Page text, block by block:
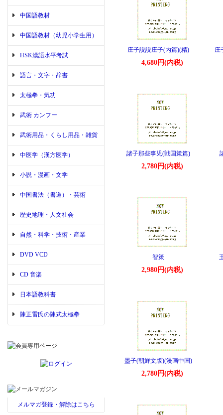
中国語教材
中国語教材（幼児小学生用）
HSK漢語水平考試
語言・文字・辞書
太極拳・気功
武術 カンフー
武術用品・くらし用品・雑貨
中医学（漢方医学）
小説・漫画・文学
中国書法（書道）・芸術
歴史地理・人文社会
自然・科学・技術・産業
DVD VCD
CD 音楽
日本語教科書
陳正雷氏の陳式太極拳
メルマガ登録・解除はこちら
庄子説説庄子(内篇)(精)
4,680円(内税)
庄
諸子那些事児(戦国策篇)
2,780円(内税)
智策
2,980円(内税)
墨子(朝鮮文版)(漫画中国)
2,780円(内税)